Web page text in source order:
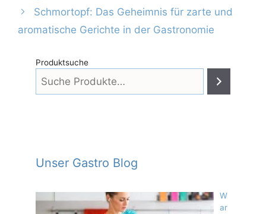
Schmortopf: Das Geheimnis für zarte und
aromatische Gerichte in der Gastronomie
Produktsuche
Unser Gastro Blog
W
ar